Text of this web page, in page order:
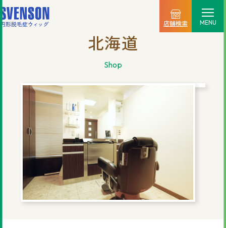
店舗検索 MENU
料金プラン
ご利用の流れ
商品一覧
店舗情報
新着情報
北海道
shop